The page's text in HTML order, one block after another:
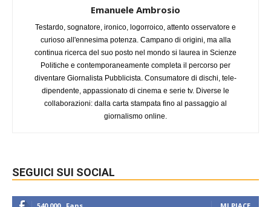
Emanuele Ambrosio
Testardo, sognatore, ironico, logorroico, attento osservatore e
curioso all'ennesima potenza. Campano di origini, ma alla
continua ricerca del suo posto nel mondo si laurea in Scienze
Politiche e contemporaneamente completa il percorso per
diventare Giornalista Pubblicista. Consumatore di dischi, tele-
dipendente, appassionato di cinema e serie tv. Diverse le
collaborazioni: dalla carta stampata fino al passaggio al
giornalismo online.
SEGUICI SUI SOCIAL